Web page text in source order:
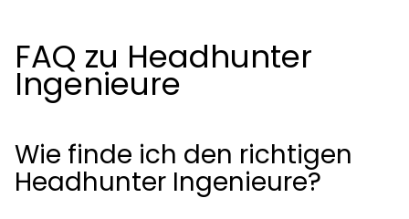
FAQ zu Headhunter
Ingenieure
Wie finde ich den richtigen
Headhunter Ingenieure?